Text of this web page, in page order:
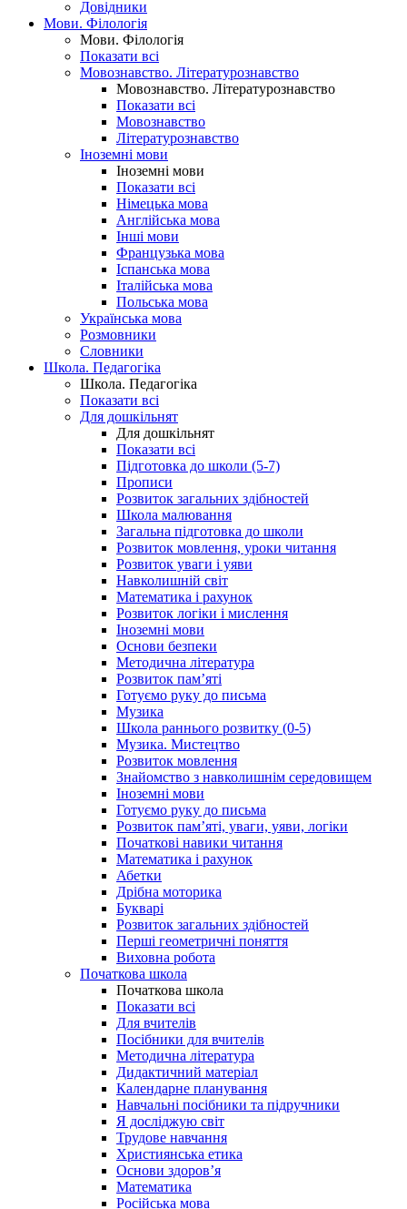
Довідники
Мови. Філологія
Мови. Філологія
Показати всі
Мовознавство. Літературознавство
Мовознавство. Літературознавство
Показати всі
Мовознавство
Літературознавство
Іноземні мови
Іноземні мови
Показати всі
Німецька мова
Англійська мова
Інші мови
Французька мова
Іспанська мова
Італійська мова
Польська мова
Українська мова
Розмовники
Словники
Школа. Педагогіка
Школа. Педагогіка
Показати всі
Для дошкільнят
Для дошкільнят
Показати всі
Підготовка до школи (5-7)
Прописи
Розвиток загальних здібностей
Школа малювання
Загальна підготовка до школи
Розвиток мовлення, уроки читання
Розвиток уваги і уяви
Навколишній світ
Математика і рахунок
Розвиток логіки і мислення
Іноземні мови
Основи безпеки
Методична література
Розвиток пам’яті
Готуємо руку до письма
Музика
Школа раннього розвитку (0-5)
Музика. Мистецтво
Розвиток мовлення
Знайомство з навколишнім середовищем
Іноземні мови
Готуємо руку до письма
Розвиток пам’яті, уваги, уяви, логіки
Початкові навики читання
Математика і рахунок
Абетки
Дрібна моторика
Букварі
Розвиток загальних здібностей
Перші геометричні поняття
Виховна робота
Початкова школа
Початкова школа
Показати всі
Для вчителів
Посібники для вчителів
Методична література
Дидактичний матеріал
Календарне планування
Навчальні посібники та підручники
Я досліджую світ
Трудове навчання
Християнська етика
Основи здоров’я
Математика
Російська мова